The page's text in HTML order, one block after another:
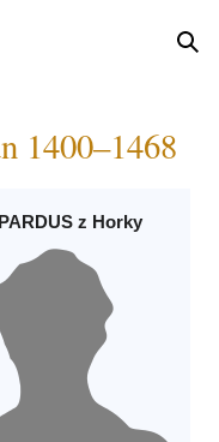
1400–1468
z Horky